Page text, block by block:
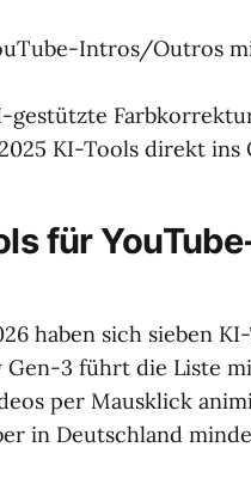
Intros/Outros
KI-Tools direkt ins
für
haben sich sieben
Gen-3 führt die Liste
per Mausklick
in Deutschland